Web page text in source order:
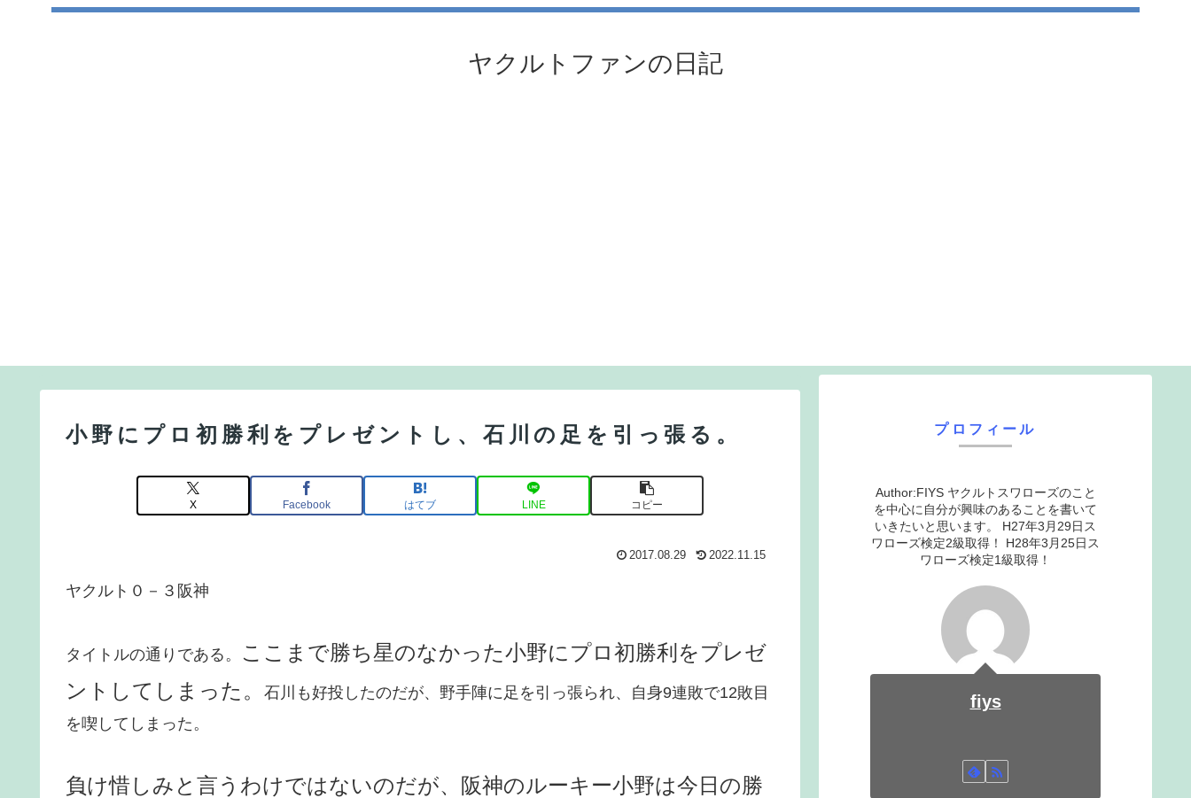
ヤクルトファンの日記
小野にプロ初勝利をプレゼントし、石川の足を引っ張る。
X Facebook はてブ LINE コピー
2017.08.29 2022.11.15
ヤクルト０－３阪神
タイトルの通りである。
ここまで勝ち星のなかった小野にプロ初勝利をプレゼ
ントしてしまった。
石川も好投したのだが、野手陣に足を引っ張られ、自身9連敗で12敗目
を喫してしまった。
負け惜しみと言うわけではないのだが、阪神のルーキー小野は今日の勝
プロフィール
Author:FIYS ヤクルトスワローズのこと
を中心に自分が興味のあることを書いて
いきたいと思います。 H27年3月29日ス
ワローズ検定2級取得！ H28年3月25日ス
ワローズ検定1級取得！
fiys